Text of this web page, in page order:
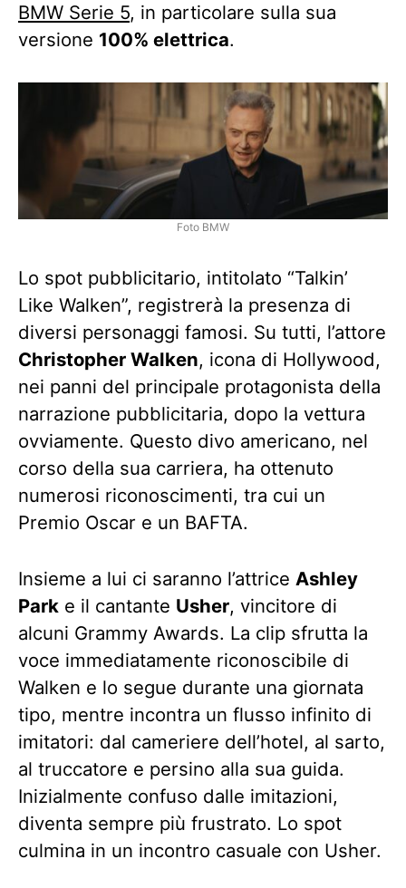
BMW Serie 5, in particolare sulla sua
versione 100% elettrica.
Foto BMW
Lo spot pubblicitario, intitolato “Talkin’
Like Walken”, registrerà la presenza di
diversi personaggi famosi. Su tutti, l’attore
Christopher Walken, icona di Hollywood,
nei panni del principale protagonista della
narrazione pubblicitaria, dopo la vettura
ovviamente. Questo divo americano, nel
corso della sua carriera, ha ottenuto
numerosi riconoscimenti, tra cui un
Premio Oscar e un BAFTA.
Insieme a lui ci saranno l’attrice Ashley
Park e il cantante Usher, vincitore di
alcuni Grammy Awards. La clip sfrutta la
voce immediatamente riconoscibile di
Walken e lo segue durante una giornata
tipo, mentre incontra un flusso infinito di
imitatori: dal cameriere dell’hotel, al sarto,
al truccatore e persino alla sua guida.
Inizialmente confuso dalle imitazioni,
diventa sempre più frustrato. Lo spot
culmina in un incontro casuale con Usher.